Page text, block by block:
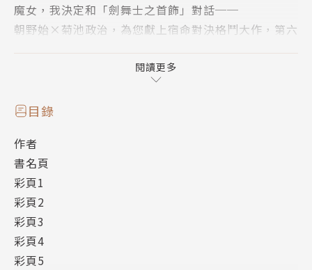
魔女，我決定和「劍舞士之首飾」對話──
朝野始×菊池政治，為您獻上宿命對決格鬥大作，第六
第五屆ＭＦ文庫Ｊ輕小說新人獎最優秀獎得主。
最喜歡的摔角招式為雪崩式腦門炸彈摔。
繪者簡介
菊池政治
庄司先生，您辛苦了！
個人網站「美國拳法BLOG」
americankenpou.blog74.fc2.com/
閱讀更多
目錄
作者
書名頁
彩頁1
彩頁2
彩頁3
彩頁4
彩頁5